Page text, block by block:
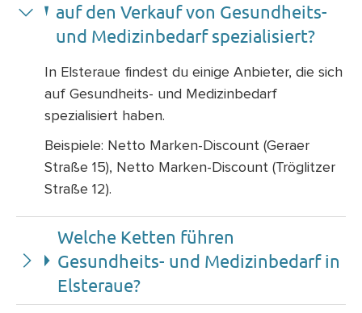
auf den Verkauf von Gesundheits-
und Medizinbedarf spezialisiert?
In Elsteraue findest du einige Anbieter, die sich
auf Gesundheits- und Medizinbedarf
spezialisiert haben.
Beispiele: Netto Marken-Discount (Geraer
Straße 15), Netto Marken-Discount (Tröglitzer
Straße 12).
Welche Ketten führen
Gesundheits- und Medizinbedarf in
Elsteraue?